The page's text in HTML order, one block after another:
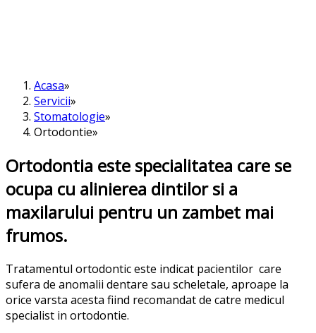
Acasa
Servicii
Stomatologie
Ortodontie
Ortodontia este specialitatea care se
ocupa cu alinierea dintilor si a
maxilarului pentru un zambet mai
frumos.
Tratamentul ortodontic este indicat pacientilor care
sufera de anomalii dentare sau scheletale, aproape la
orice varsta acesta fiind recomandat de catre medicul
specialist in ortodontie.